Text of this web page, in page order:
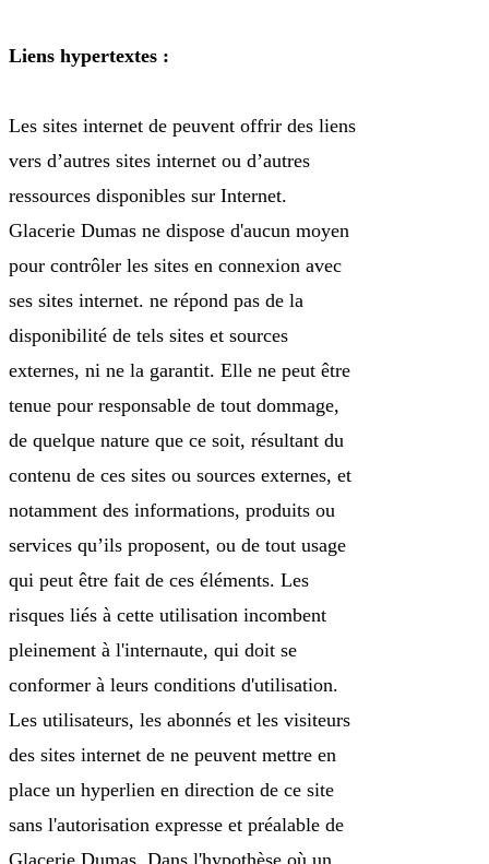
Liens hypertextes :
Les sites internet de peuvent offrir des liens
vers d’autres sites internet ou d’autres
ressources disponibles sur Internet.
Glacerie Dumas ne dispose d'aucun moyen
pour contrôler les sites en connexion avec
ses sites internet. ne répond pas de la
disponibilité de tels sites et sources
externes, ni ne la garantit. Elle ne peut être
tenue pour responsable de tout dommage,
de quelque nature que ce soit, résultant du
contenu de ces sites ou sources externes, et
notamment des informations, produits ou
services qu’ils proposent, ou de tout usage
qui peut être fait de ces éléments. Les
risques liés à cette utilisation incombent
pleinement à l'internaute, qui doit se
conformer à leurs conditions d'utilisation.
Les utilisateurs, les abonnés et les visiteurs
des sites internet de ne peuvent mettre en
place un hyperlien en direction de ce site
sans l'autorisation expresse et préalable de